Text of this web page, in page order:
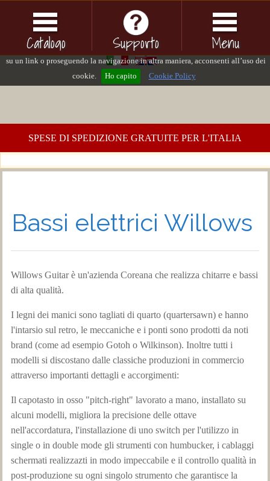
Questo sito o gli strumenti terzi da questo utilizzati si avvalgono di cookie
necessari al funzionamento ed utili alle finalità illustrate nella cookie policy. Se
vuoi saperne di più consulta la cookie policy. Chiudendo questo banner, cliccando
su un link o proseguendo la navigazione in altra maniera, acconsenti all’uso dei
cookie.
Ho capito Cookie Policy
Catalogo Supporto Menu
SPESE DI SPEDIZIONE GRATUITE PER L'ITALIA
Bassi elettrici Willows
Willows Guitar è un'azienda Coreana che realizza chitarre e bassi
di alta qualità.
I legni dei manici sono tagliati di quarto (quartersawn) e hanno
l'intarsio sul retro, le meccaniche e i ponti sono prodotti da noti
brand (come ad esempio Gotoh o Wilkinson). Inoltre tutti i
modelli si discostano dalle classiche produzioni in commercio
attraverso importanti dettagli e accorgimenti:
Il capotasto in osso "pitch-right" lavorato a mano, installato su
alcuni modelli, migliora la precisione delle ottave
nell'accordatura, l'installazione di uno switch per l'utilizzo in
single o in double mode gli strumenti con humbucker, i cablaggi
schermati realizzazti in modo impeccabile e il controllo qualità in
post-produzione su ogni singolo strumento che garantisce la